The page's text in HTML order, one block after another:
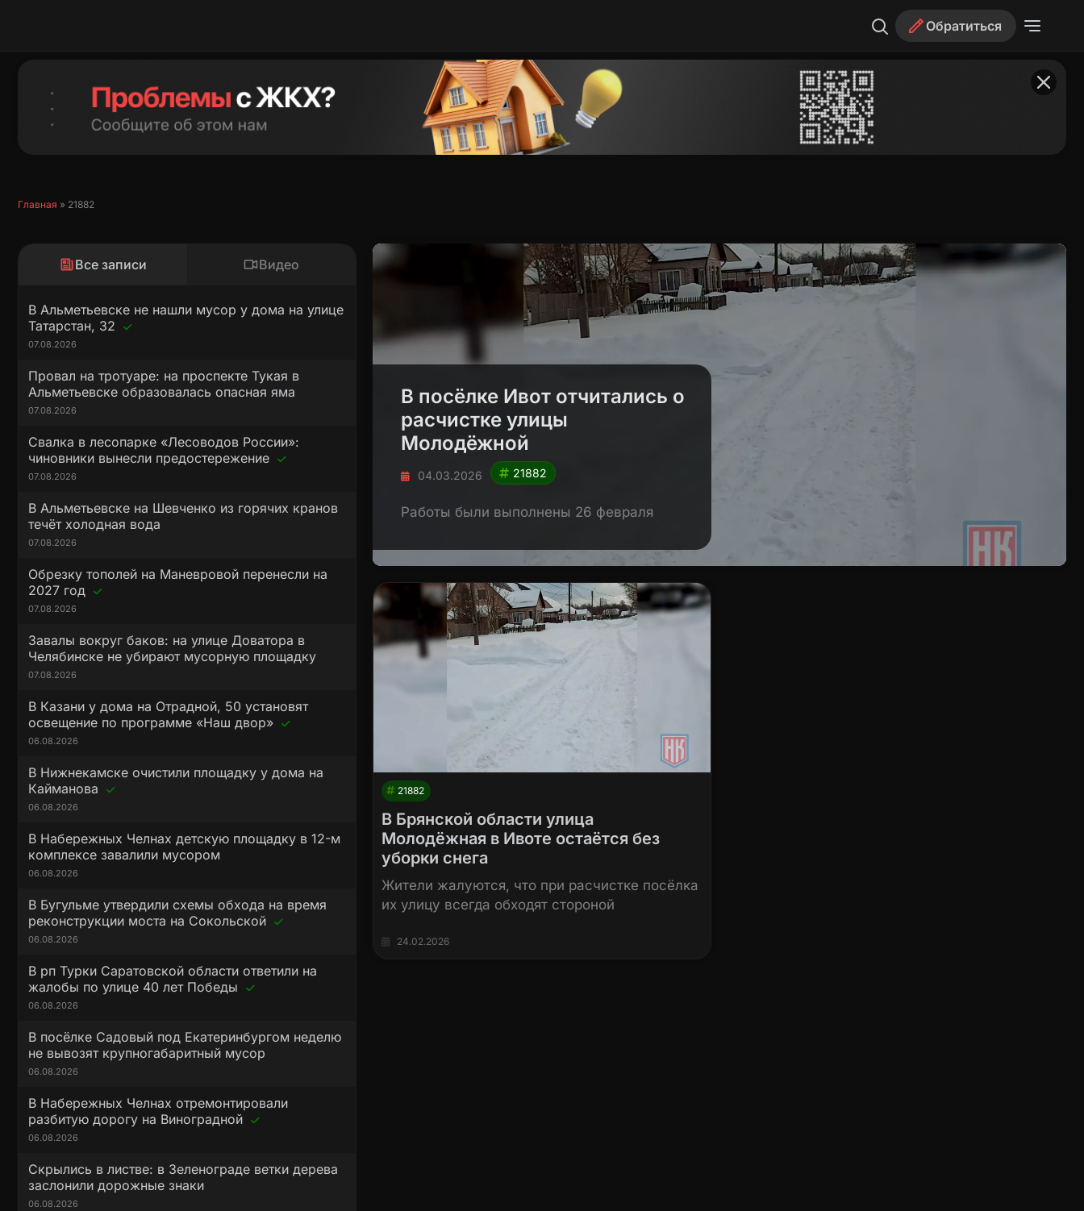
Обратиться
Главная » 21882
Все записи Видео
В Альметьевске не нашли мусор у дома на улице
Татарстан, 32
07.08.2026
Провал на тротуаре: на проспекте Тукая в
Альметьевске образовалась опасная яма
07.08.2026
Свалка в лесопарке «Лесоводов России»:
чиновники вынесли предостережение
07.08.2026
В Альметьевске на Шевченко из горячих кранов
течёт холодная вода
07.08.2026
Обрезку тополей на Маневровой перенесли на
2027 год
07.08.2026
Завалы вокруг баков: на улице Доватора в
Челябинске не убирают мусорную площадку
07.08.2026
В Казани у дома на Отрадной, 50 установят
освещение по программе «Наш двор»
06.08.2026
В Нижнекамске очистили площадку у дома на
Кайманова
06.08.2026
В Набережных Челнах детскую площадку в 12-м
комплексе завалили мусором
06.08.2026
В Бугульме утвердили схемы обхода на время
реконструкции моста на Сокольской
06.08.2026
В рп Турки Саратовской области ответили на
жалобы по улице 40 лет Победы
06.08.2026
В посёлке Садовый под Екатеринбургом неделю
не вывозят крупногабаритный мусор
06.08.2026
В Набережных Челнах отремонтировали
разбитую дорогу на Виноградной
06.08.2026
Скрылись в листве: в Зеленограде ветки дерева
заслонили дорожные знаки
06.08.2026
В посёлке Ивот отчитались о
расчистке улицы
Молодёжной
04.03.2026 21882
Работы были выполнены 26 февраля
21882
В Брянской области улица
Молодёжная в Ивоте остаётся без
уборки снега
Жители жалуются, что при расчистке посёлка
их улицу всегда обходят стороной
24.02.2026